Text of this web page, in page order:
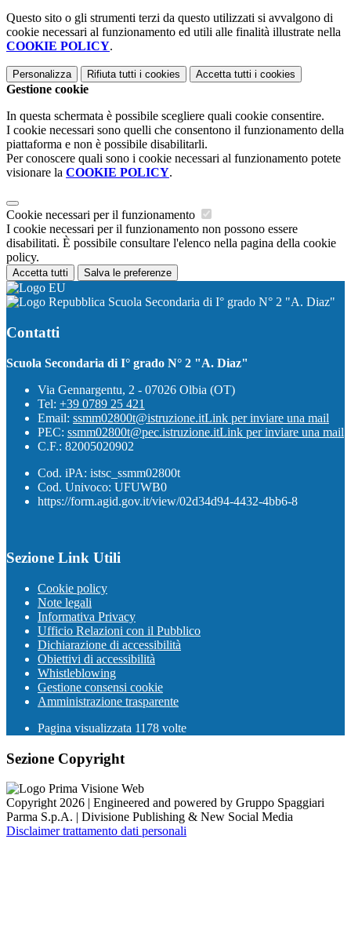
Questo sito o gli strumenti terzi da questo utilizzati si avvalgono di
cookie necessari al funzionamento ed utili alle finalità illustrate nella
COOKIE POLICY.
Personalizza Rifiuta tutti i cookies Accetta tutti i cookies
Gestione cookie
In questa schermata è possibile scegliere quali cookie consentire.
I cookie necessari sono quelli che consentono il funzionamento della
piattaforma e non è possibile disabilitarli.
Per conoscere quali sono i cookie necessari al funzionamento potete
visionare la COOKIE POLICY.
Cookie necessari per il funzionamento
I cookie necessari per il funzionamento non possono essere
disabilitati. È possibile consultare l'elenco nella pagina della cookie
policy.
Accetta tutti Salva le preferenze
Scuola Secondaria di I° grado N° 2 "A. Diaz"
Contatti
Scuola Secondaria di I° grado N° 2 "A. Diaz"
Via Gennargentu, 2 - 07026 Olbia (OT)
Tel: +39 0789 25 421
Email: ssmm02800t@istruzione.itLink per inviare una mail
PEC: ssmm02800t@pec.istruzione.itLink per inviare una mail
C.F.: 82005020902
Cod. iPA: istsc_ssmm02800t
Cod. Univoco: UFUWB0
https://form.agid.gov.it/view/02d34d94-4432-4bb6-8
Sezione Link Utili
Cookie policy
Note legali
Informativa Privacy
Ufficio Relazioni con il Pubblico
Dichiarazione di accessibilità
Obiettivi di accessibilità
Whistleblowing
Gestione consensi cookie
Amministrazione trasparente
Pagina visualizzata 1178 volte
Sezione Copyright
Copyright 2026 | Engineered and powered by Gruppo Spaggiari
Parma S.p.A. | Divisione Publishing & New Social Media
Disclaimer trattamento dati personali